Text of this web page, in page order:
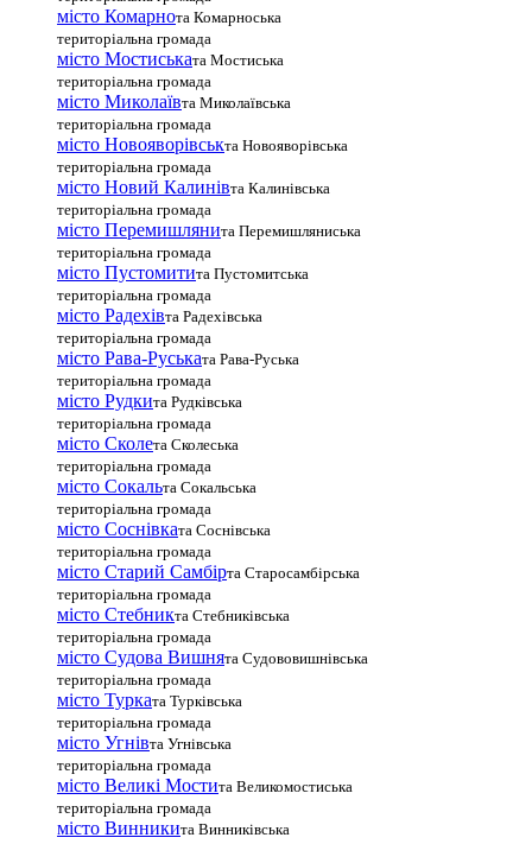
місто Комарнота Комарноська
територіальна громада
місто Мостиськата Мостиська
територіальна громада
місто Миколаївта Миколаївська
територіальна громада
місто Новояворівськта Новояворівська
територіальна громада
місто Новий Калинівта Калинівська
територіальна громада
місто Перемишлянита Перемишляниська
територіальна громада
місто Пустомитита Пустомитська
територіальна громада
місто Радехівта Радехівська
територіальна громада
місто Рава-Руськата Рава-Руська
територіальна громада
місто Рудкита Рудківська
територіальна громада
місто Сколета Сколеська
територіальна громада
місто Сокальта Сокальська
територіальна громада
місто Соснівката Соснівська
територіальна громада
місто Старий Самбірта Старосамбірська
територіальна громада
місто Стебникта Стебниківська
територіальна громада
місто Судова Вишнята Судововишнівська
територіальна громада
місто Турката Турківська
територіальна громада
місто Угнівта Угнівська
територіальна громада
місто Великі Мостита Великомостиська
територіальна громада
місто Винникита Винниківська